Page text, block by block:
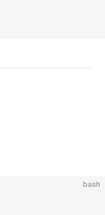
bash